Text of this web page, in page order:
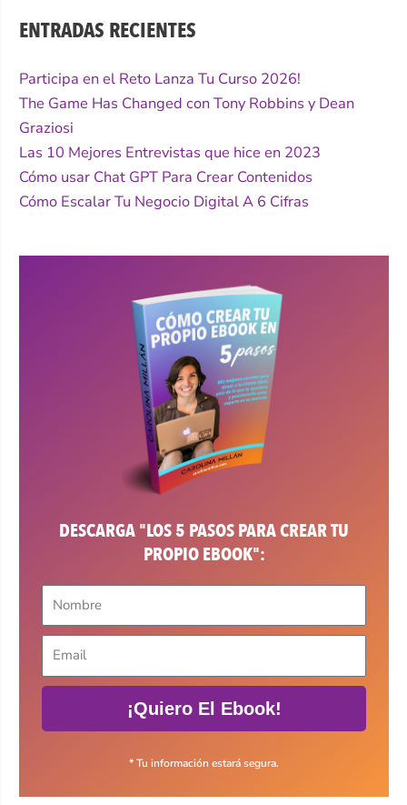
ENTRADAS RECIENTES
Participa en el Reto Lanza Tu Curso 2026!
The Game Has Changed con Tony Robbins y Dean
Graziosi
Las 10 Mejores Entrevistas que hice en 2023
Cómo usar Chat GPT Para Crear Contenidos
Cómo Escalar Tu Negocio Digital A 6 Cifras
DESCARGA "LOS 5 PASOS PARA CREAR TU
PROPIO EBOOK":
¡Quiero El Ebook!
* Tu información estará segura.